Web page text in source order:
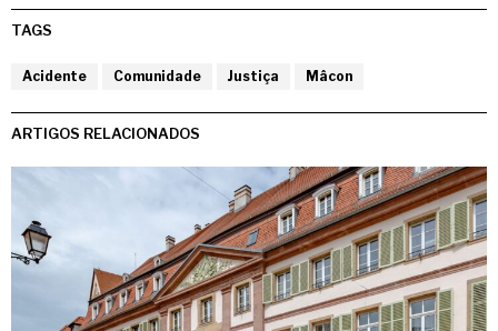
TAGS
Acidente Comunidade Justiça Mâcon
ARTIGOS RELACIONADOS